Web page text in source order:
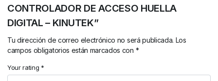
CONTROLADOR DE ACCESO HUELLA
DIGITAL – KINUTEK”
Tu dirección de correo electrónico no será publicada. Los
campos obligatorios están marcados con *
Your rating *